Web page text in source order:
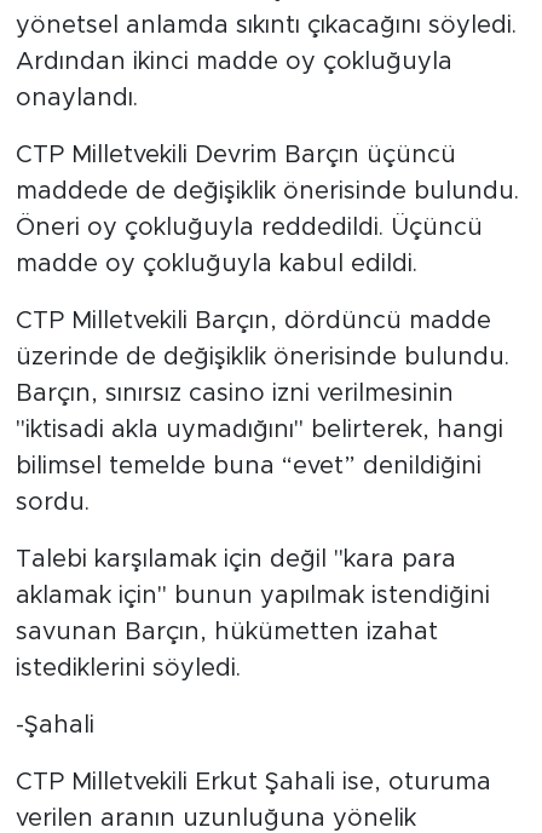
yönetsel anlamda sıkıntı çıkacağını söyledi.
Ardından ikinci madde oy çokluğuyla
onaylandı.
CTP Milletvekili Devrim Barçın üçüncü
maddede de değişiklik önerisinde bulundu.
Öneri oy çokluğuyla reddedildi. Üçüncü
madde oy çokluğuyla kabul edildi.
CTP Milletvekili Barçın, dördüncü madde
üzerinde de değişiklik önerisinde bulundu.
Barçın, sınırsız casino izni verilmesinin
"iktisadi akla uymadığını" belirterek, hangi
bilimsel temelde buna “evet” denildiğini
sordu.
Talebi karşılamak için değil "kara para
aklamak için" bunun yapılmak istendiğini
savunan Barçın, hükümetten izahat
istediklerini söyledi.
-Şahali
CTP Milletvekili Erkut Şahali ise, oturuma
verilen aranın uzunluğuna yönelik